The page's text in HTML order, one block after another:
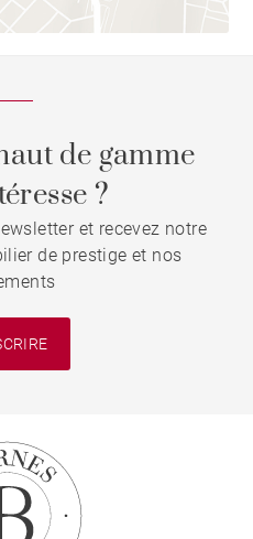
de gamme
?
et recevez notre
de prestige et nos